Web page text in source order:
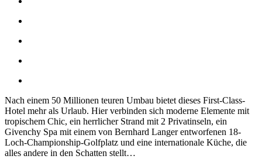
Nach einem 50 Millionen teuren Umbau bietet dieses First-Class-
Hotel mehr als Urlaub. Hier verbinden sich moderne Elemente mit
tropischem Chic, ein herrlicher Strand mit 2 Privatinseln, ein
Givenchy Spa mit einem von Bernhard Langer entworfenen 18-
Loch-Championship-Golfplatz und eine internationale Küche, die
alles andere in den Schatten stellt…